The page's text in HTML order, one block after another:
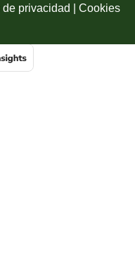
privacidad | Cookies